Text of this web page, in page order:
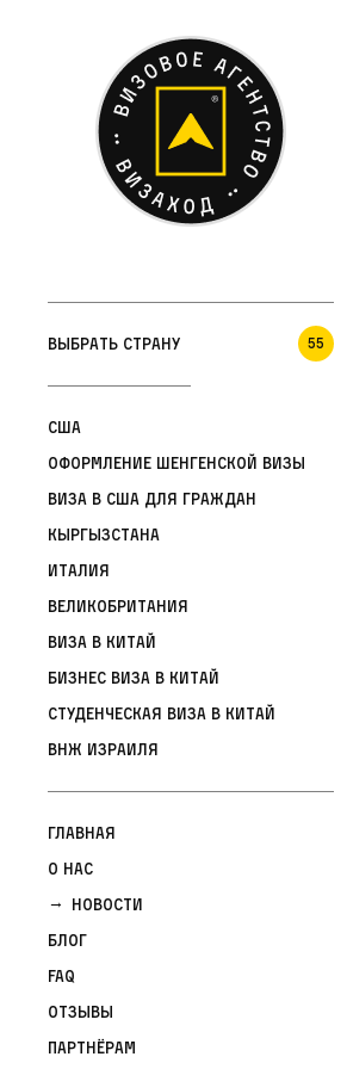
Выбрать страну 55
США
Оформление шенгенской визы
Виза в США для граждан
Кыргызстана
Италия
Великобритания
Виза в Китай
Бизнес виза в Китай
Студенческая виза в Китай
ВНЖ Израиля
Главная
О нас
Новости
Блог
FAQ
Отзывы
Партнёрам